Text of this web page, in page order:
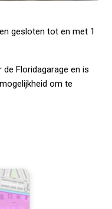
gesloten tot en met 1
Floridagarage en is
om te